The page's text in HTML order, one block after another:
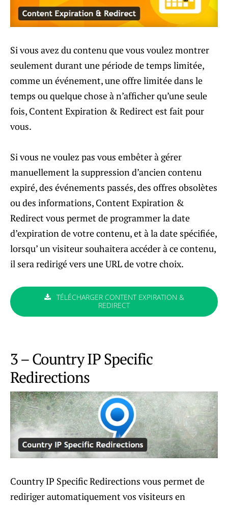
Si vous avez du contenu que vous voulez montrer
seulement durant une période de temps limitée,
comme un événement, une offre limitée dans le
temps ou quelque chose à n’afficher qu’une seule
fois, Content Expiration & Redirect est fait pour
vous.
Si vous ne voulez pas vous embêter à gérer
manuellement la suppression d’ancien contenu
expiré, des événements passés, des offres obsolètes
ou des informations, Content Expiration &
Redirect vous permet de programmer la date
d’expiration de votre contenu, et à la date spécifiée,
lorsqu’ un visiteur souhaitera accéder à ce contenu,
il sera redirigé vers une URL de votre choix.
TÉLÉCHARGER CONTENT EXPIRATION &
REDIRECT
3 – Country IP Specific
Redirections
Country IP Specific Redirections vous permet de
rediriger automatiquement vos visiteurs en